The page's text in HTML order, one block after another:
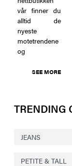
vår finner du
alltid de
nyeste
motetrendene
og
SEE MORE
TRENDING
JEANS
PETITE & TALL